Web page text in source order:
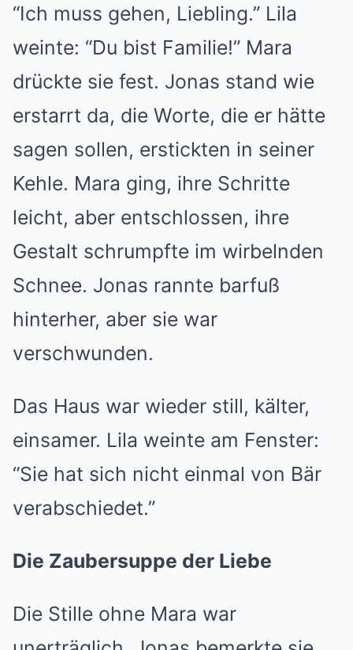
“Ich muss gehen, Liebling.” Lila
weinte: “Du bist Familie!” Mara
drückte sie fest. Jonas stand wie
erstarrt da, die Worte, die er hätte
sagen sollen, erstickten in seiner
Kehle. Mara ging, ihre Schritte
leicht, aber entschlossen, ihre
Gestalt schrumpfte im wirbelnden
Schnee. Jonas rannte barfuß
hinterher, aber sie war
verschwunden.
Das Haus war wieder still, kälter,
einsamer. Lila weinte am Fenster:
“Sie hat sich nicht einmal von Bär
verabschiedet.”
Die Zaubersuppe der Liebe
Die Stille ohne Mara war